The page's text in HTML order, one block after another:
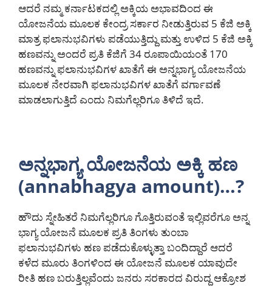
ಆದರೆ ನಮ್ಮ ಕರ್ನಾಟಕದಲ್ಲಿ ಅಕ್ಕಿಯ ಅಭಾವದಿಂದ ಈ
ಯೋಜನೆಯ ಮೂಲಕ ಕೇಂದ್ರ ಸರ್ಕಾರ ನೀಡುತ್ತಿರುವ 5 ಕೆಜಿ ಅಕ್ಕಿ
ಮಾತ್ರ ಫಲಾನುಭವಿಗಳು ಪಡೆಯುತ್ತಿದ್ದು ಮತ್ತು ಉಳಿದ 5 ಕೆಜಿ ಅಕ್ಕಿ
ಹಣವನ್ನು ಅಂದರೆ ಪ್ರತಿ ಕೆಜಿಗೆ 34 ರೂಪಾಯಿಯಂತೆ 170
ಹಣವನ್ನು ಫಲಾನುಭವಿಗಳ ಖಾತೆಗೆ ಈ ಅನ್ನಭಾಗ್ಯ ಯೋಜನೆಯ
ಮೂಲಕ ನೇರವಾಗಿ ಫಲಾನುಭವಿಗಳ ಖಾತೆಗೆ ವರ್ಗಾವಣೆ
ಮಾಡಲಾಗುತ್ತಿದೆ ಎಂದು ನಿಮಗೆಲ್ಲರಿಗೂ ತಿಳಿದೆ ಇದೆ.
ಅನ್ನಭಾಗ್ಯ ಯೋಜನೆಯ ಅಕ್ಕಿ ಹಣ
(annabhagya amount)…?
ಹೌದು ಸ್ನೇಹಿತರೆ ನಿಮಗೆಲ್ಲರಿಗೂ ಗೊತ್ತಿರುವಂತೆ ಇಲ್ಲಿವರೆಗೂ ಅನ್ನ
ಭಾಗ್ಯ ಯೋಜನೆ ಮೂಲಕ ಪ್ರತಿ ತಿಂಗಳು ತುಂಬಾ
ಫಲಾನುಭವಿಗಳು ಹಣ ಪಡೆದುಕೊಳ್ಳುತ್ತಾ ಬಂದಿದ್ದಾರೆ ಆದರೆ
ಕಳೆದ ಮೂರು ತಿಂಗಳಿಂದ ಈ ಯೋಜನೆ ಮೂಲಕ ಯಾವುದೇ
ರೀತಿ ಹಣ ಬರುತ್ತಿಲ್ಲವೆಂದು ಜನರು ಸರಕಾರದ ವಿರುದ್ಧ ಆಕ್ರೋಶ